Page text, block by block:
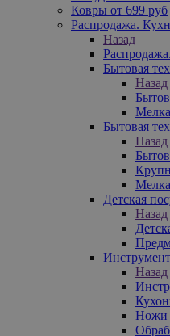
Ковры от 699 руб
Распродажа.
Назад
Бытовая
Назад
Бытовая
Назад
Детская
Назад
Назад
Ножи